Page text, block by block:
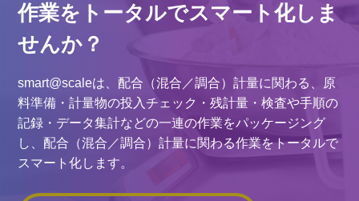
作業を トータルでスマート化しま
せんか？
smart@scaleは、配合（混合／調合）計量に関わる、原
料準備・計量物の投入チェック・残計量・検査や手順の
記録・データ集計などの一連の作業をパッケージング
し、配合（混合／調合）計量に関わる作業をトータルで
スマート化します。